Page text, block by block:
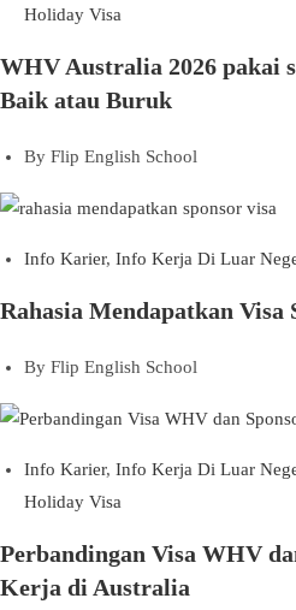
Holiday Visa
WHV Australia 2026 pakai
Baik atau Buruk
By Flip English School
Info Karier, Info Kerja Di Luar
Rahasia Mendapatkan Visa
By Flip English School
Info Karier, Info Kerja Di Luar
Holiday Visa
Perbandingan Visa WHV
Kerja di Australia